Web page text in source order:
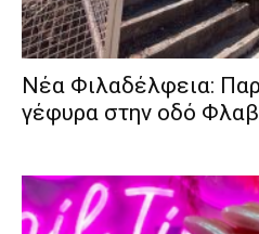
Νέα Φιλαδέλφεια:
γέφυρα στην οδό